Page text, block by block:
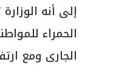
إلى أنه
الحمراء
الجارى ومع